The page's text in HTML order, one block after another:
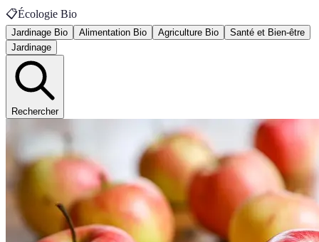
📋Écologie Bio
Jardinage Bio Alimentation Bio Agriculture Bio
Santé et Bien-être
Jardinage
Rechercher